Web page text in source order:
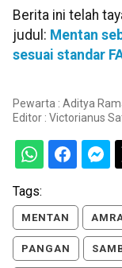
Berita ini telah
judul: Mentan
sesuai standar
Pewarta : Aditya
Editor : Victorianus
Tags:
MENTAN
PANGAN